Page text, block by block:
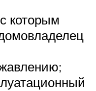
которым